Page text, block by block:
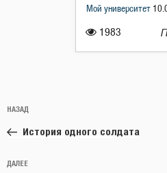
1983
Мой университет
по
записям
Предыдущая
запись:
НАЗАД
История одного солдата
Следующая
ДАЛЕЕ